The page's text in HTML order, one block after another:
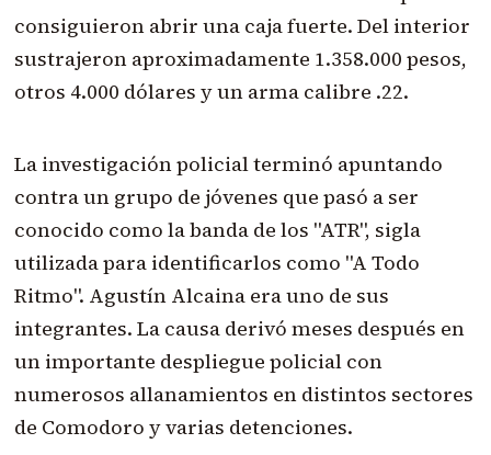
consiguieron abrir una caja fuerte. Del interior
sustrajeron aproximadamente 1.358.000 pesos,
otros 4.000 dólares y un arma calibre .22.
La investigación policial terminó apuntando
contra un grupo de jóvenes que pasó a ser
conocido como la banda de los "ATR", sigla
utilizada para identificarlos como "A Todo
Ritmo". Agustín Alcaina era uno de sus
integrantes. La causa derivó meses después en
un importante despliegue policial con
numerosos allanamientos en distintos sectores
de Comodoro y varias detenciones.